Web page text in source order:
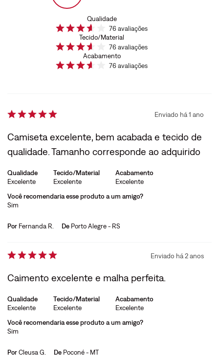
Qualidade
76avaliações
Tecido/Material
76avaliações
Acabamento
76avaliações
Enviado há1 ano
Camiseta excelente, bem acabada e tecido de
qualidade. Tamanho corresponde ao adquirido
Qualidade
Excelente
Tecido/Material
Excelente
Acabamento
Excelente
Você recomendaria esse produto a um amigo?
Sim
Por Fernanda R. De Porto Alegre - RS
Enviado há2 anos
Caimento excelente e malha perfeita.
Qualidade
Excelente
Tecido/Material
Excelente
Acabamento
Excelente
Você recomendaria esse produto a um amigo?
Sim
PorCleusa G. De Poconé - MT